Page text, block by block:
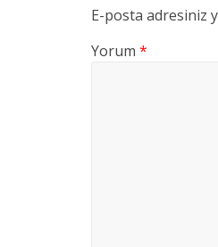
E-posta adresiniz
Yorum *